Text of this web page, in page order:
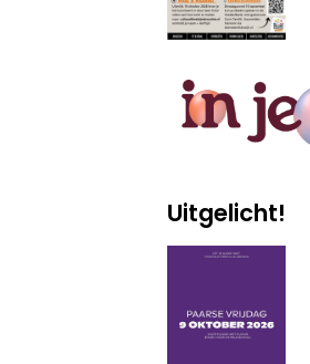
Uitgelicht!